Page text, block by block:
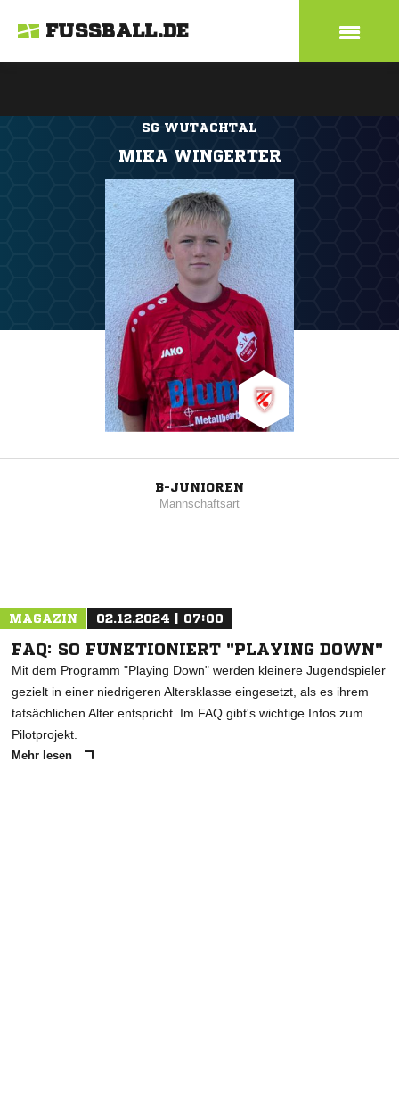
FUSSBALL.DE
SG WUTACHTAL
MIKA WINGERTER
B-JUNIOREN
Mannschaftsart
MAGAZIN 02.12.2024 | 07:00
FAQ: SO FUNKTIONIERT "PLAYING DOWN"
Mit dem Programm "Playing Down" werden kleinere Jugendspieler
gezielt in einer niedrigeren Altersklasse eingesetzt, als es ihrem
tatsächlichen Alter entspricht. Im FAQ gibt's wichtige Infos zum
Pilotprojekt.
Mehr lesen